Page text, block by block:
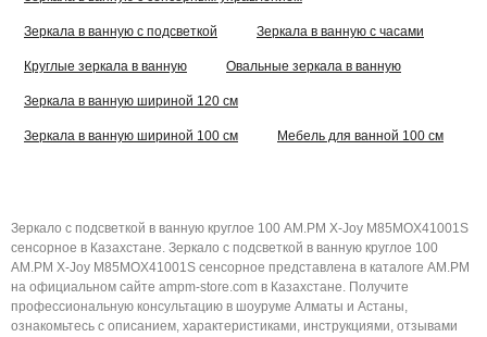
Зеркала в ванную с подсветкой Зеркала в ванную с часами
Круглые зеркала в ванную Овальные зеркала в ванную
Зеркала в ванную шириной 120 см
Зеркала в ванную шириной 100 см Мебель для ванной 100 см
Зеркало с подсветкой в ванную круглое 100 AM.PM X-Joy M85MOX41001S
сенсорное в Казахстане. Зеркало с подсветкой в ванную круглое 100
AM.PM X-Joy M85MOX41001S сенсорное представлена в каталоге AM.PM
на официальном сайте ampm-store.com в Казахстане. Получите
профессиональную консультацию в шоуруме Алматы и Астаны,
ознакомьтесь с описанием, характеристиками, инструкциями, отзывами